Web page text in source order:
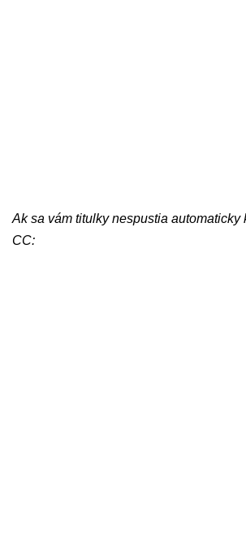
Ak sa vám titulky nespustia automaticky
CC: